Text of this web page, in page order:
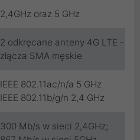
2,4GHz oraz 5 GHz
2 odkręcane anteny 4G LTE -
złącza SMA męskie
IEEE 802.11ac/n/a 5 GHz
IEEE 802.11b/g/n 2,4 GHz
300 Mb/s w sieci 2,4GHz;